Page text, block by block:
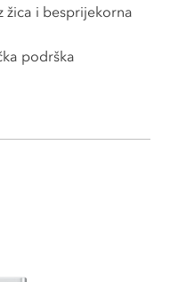
žica i besprijekorna
podrška